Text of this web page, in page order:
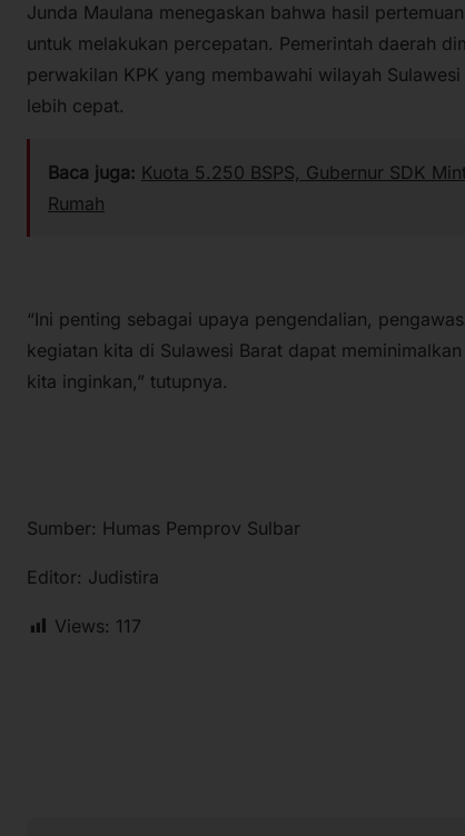
Junda Maulana menegaskan bahwa hasil
untuk melakukan percepatan. Pemerintah daerah
perwakilan KPK yang membawahi wilayah
lebih cepat.
Baca juga: Kuota 5.250 BSPS, Gubernur SDK
Rumah
“Ini penting sebagai upaya pengendalian,
kegiatan kita di Sulawesi Barat dapat
kita inginkan,” tutupnya.
Sumber: Humas Pemprov Sulbar
Editor: Judistira
Views: 117